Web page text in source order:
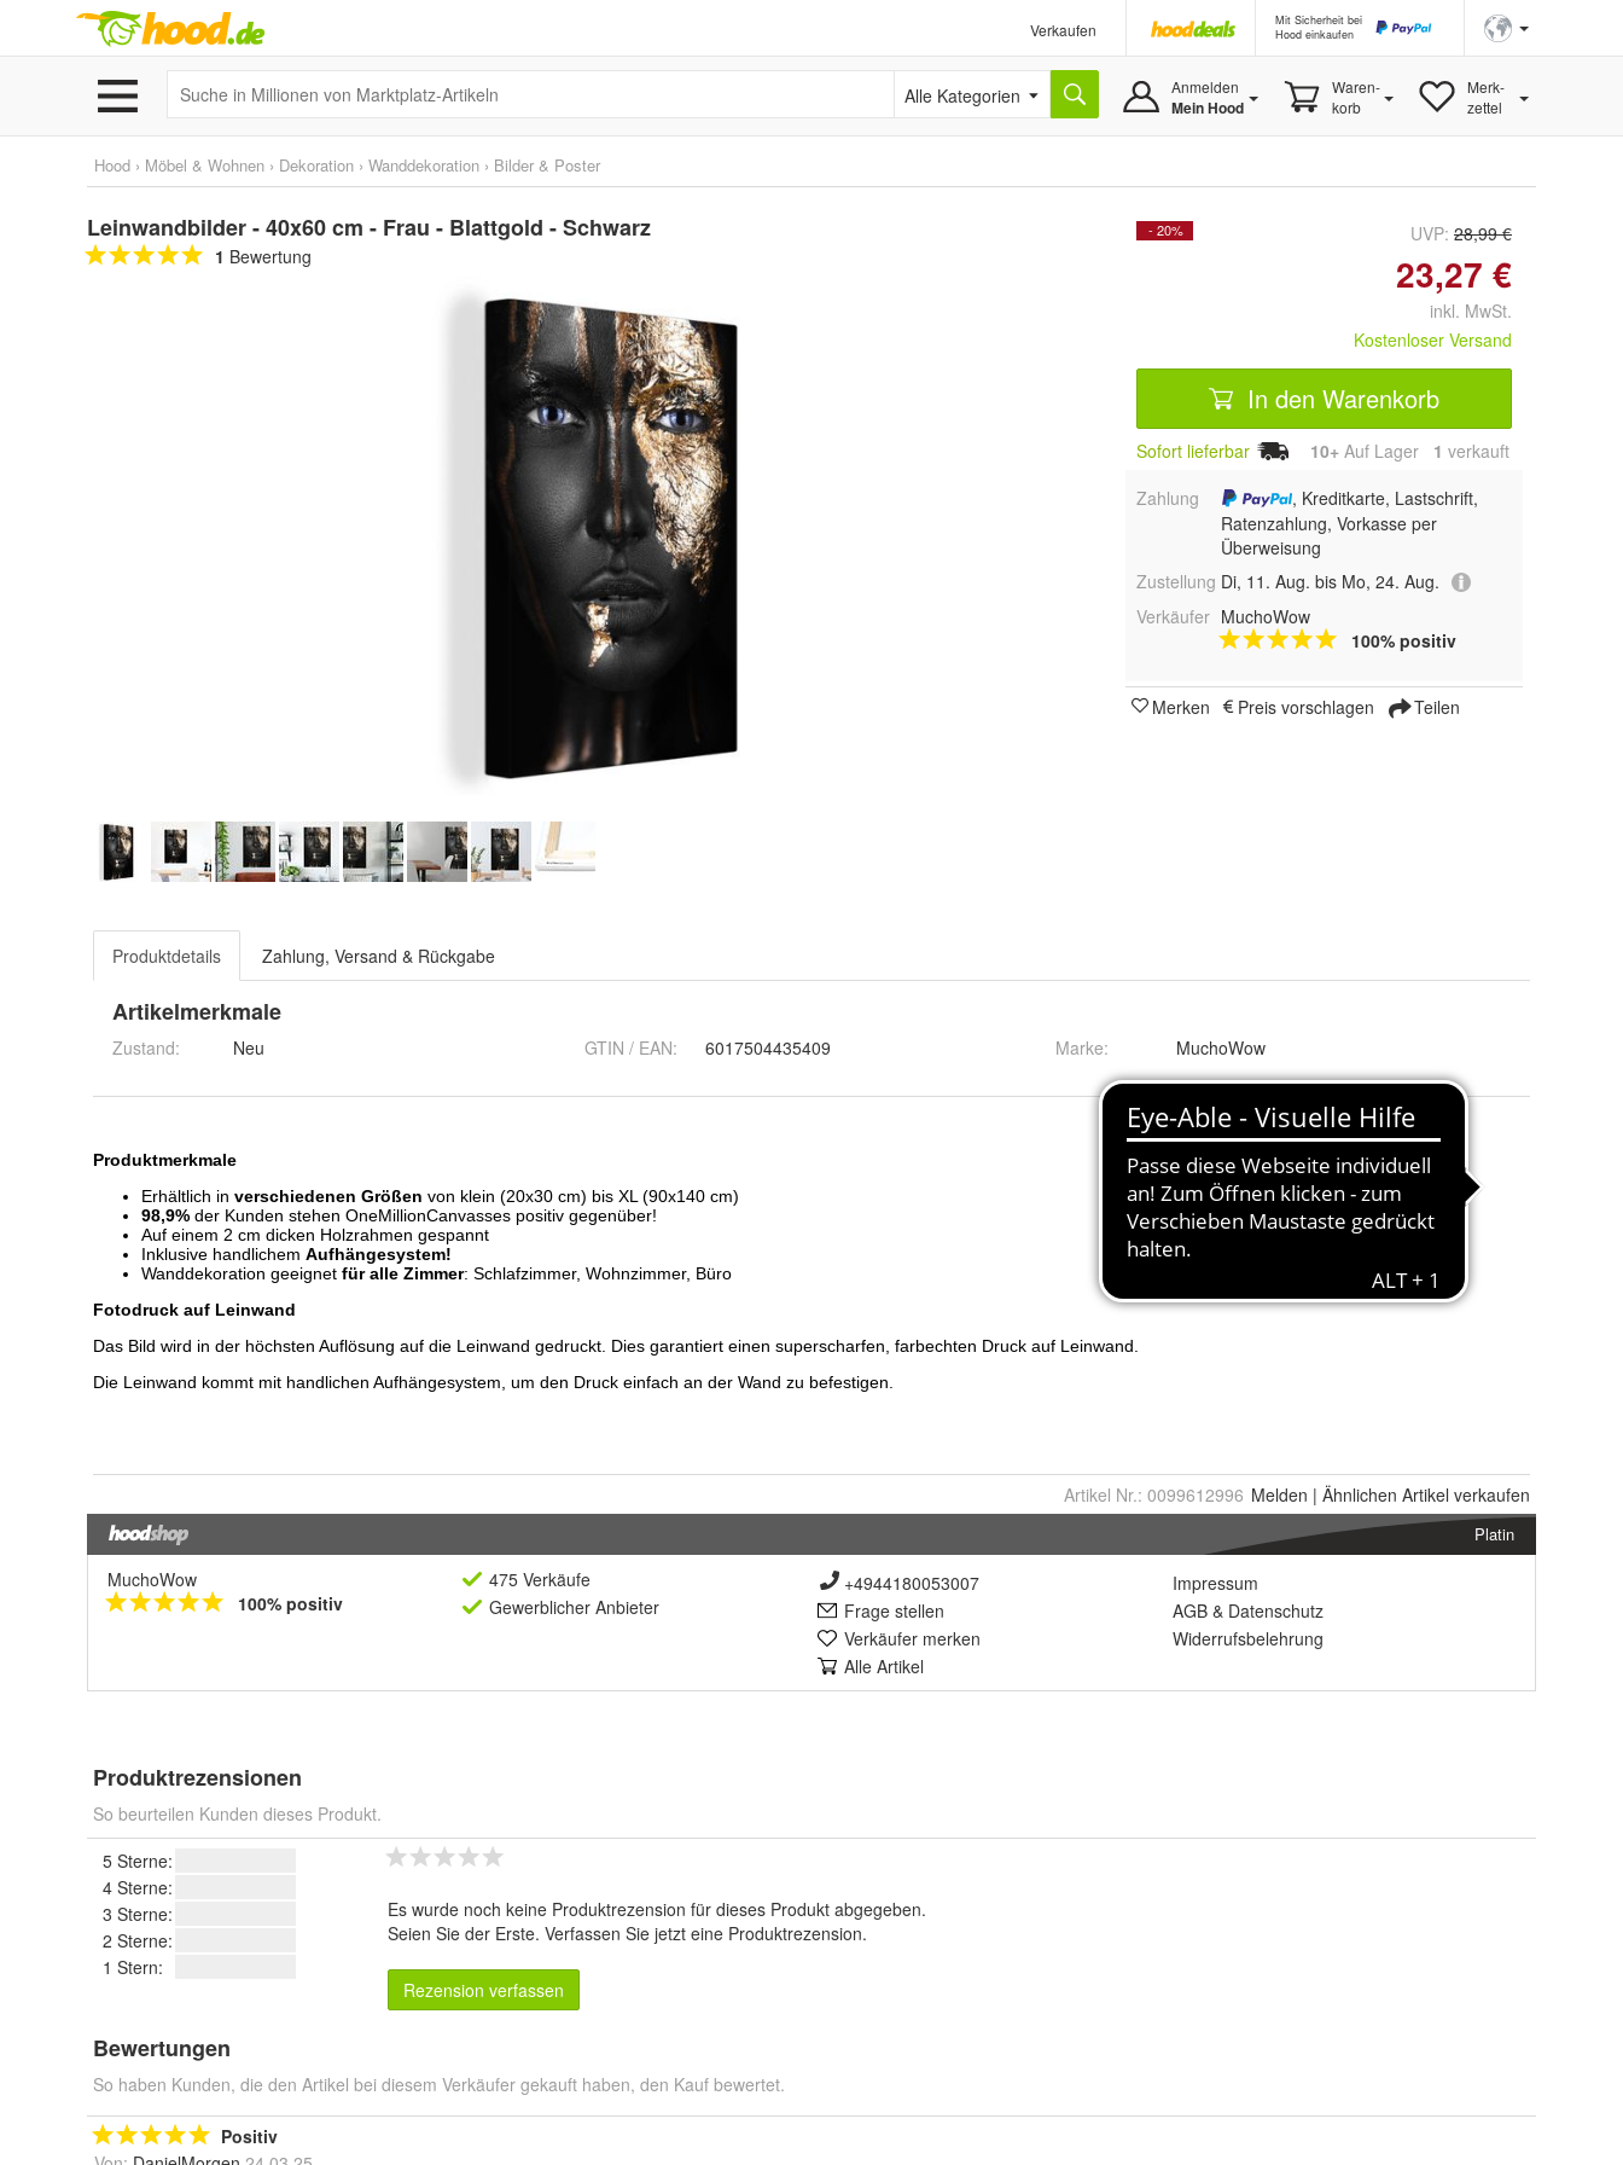
Verkaufen
Mit Sicherheit bei
Hood einkaufen
Alle Kategorien Anmelden
Mein Hood
Waren-
korb
Merk-
zettel
Hood › Möbel & Wohnen › Dekoration › Wanddekoration › Bilder & Poster
Leinwandbilder - 40x60 cm - Frau - Blattgold - Schwarz
1 Bewertung
- 20% UVP: 28,99 €
23,27 €
inkl. MwSt.
Kostenloser Versand
In den Warenkorb
Sofort lieferbar 10+ Auf Lager 1 verkauft
Zahlung
, Kreditkarte, Lastschrift,
Ratenzahlung, Vorkasse per
Überweisung
Zustellung Di, 11. Aug. bis Mo, 24. Aug.
Verkäufer MuchoWow
100% positiv
Merken Preis vorschlagen Teilen
Produktdetails Zahlung, Versand & Rückgabe
Artikelmerkmale
Zustand: Neu GTIN / EAN: 6017504435409 Marke: MuchoWow
Artikel Nr.: 0099612996 Melden | Ähnlichen Artikel verkaufen
Platin
MuchoWow
100% positiv
475 Verkäufe
Gewerblicher Anbieter
+4944180053007
Frage stellen
Verkäufer merken
Alle Artikel
Impressum
AGB & Datenschutz
Widerrufsbelehrung
Produktrezensionen
So beurteilen Kunden dieses Produkt.
5 Sterne:
4 Sterne:
3 Sterne:
2 Sterne:
1 Stern:
Es wurde noch keine Produktrezension für dieses Produkt abgegeben.
Seien Sie der Erste. Verfassen Sie jetzt eine Produktrezension.
Rezension verfassen
Bewertungen
So haben Kunden, die den Artikel bei diesem Verkäufer gekauft haben, den Kauf bewertet.
Positiv